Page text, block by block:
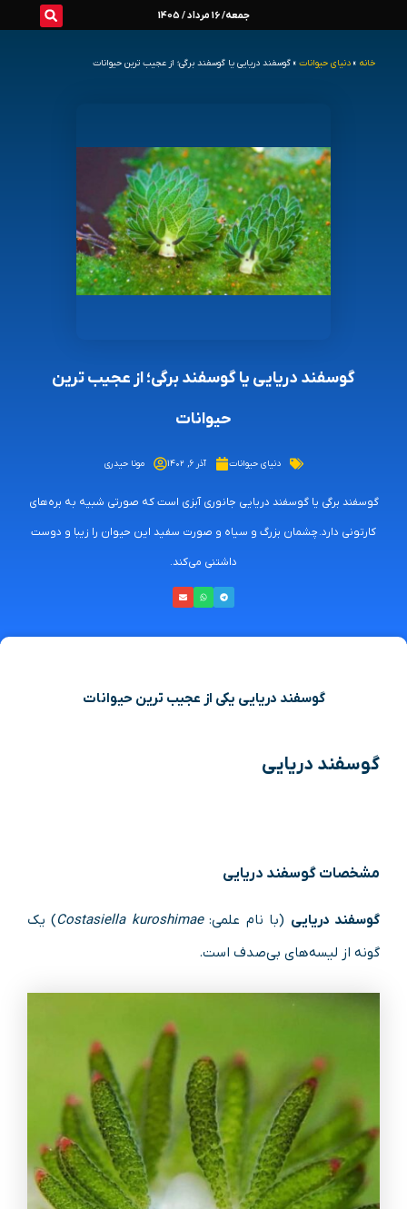
جمعه/ 16 مرداد / 1405
خانه » دنیای حیوانات » گوسفند دریایی یا گوسفند برگی؛ از عجیب ترین حیوانات
گوسفند دریایی یا گوسفند برگی؛ از عجیب ترین
حیوانات
دنیای حیوانات آذر ۶, ۱۴۰۲ مونا حیدری
گوسفند برگی یا گوسفند دریایی جانوری آبزی است که صورتی شبیه به بره‌های
کارتونی دارد. چشمان بزرگ و سیاه و صورت سفید این حیوان را زیبا و دوست
داشتنی می‌کند.
گوسفند دریایی یکی از عجیب ترین حیوانات
گوسفند دریایی
مشخصات گوسفند دریایی
گوسفند دریایی (با نام علمی:Costasiella kuroshimae) یک
گونه از لیسه‌های بی‌صدف است.